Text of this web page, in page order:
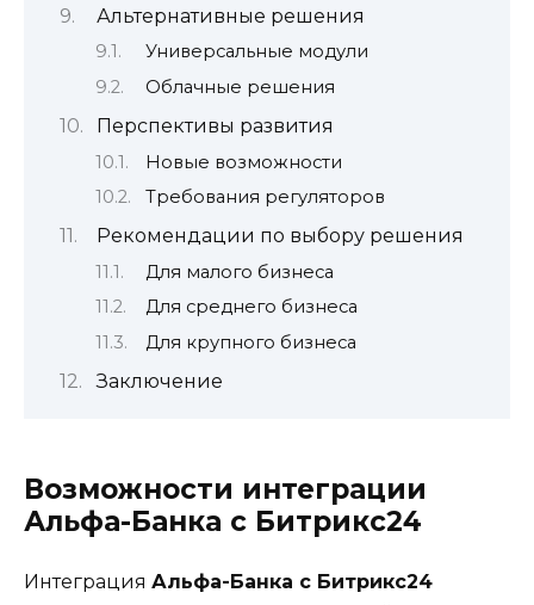
Альтернативные решения
Универсальные модули
Облачные решения
Перспективы развития
Новые возможности
Требования регуляторов
Рекомендации по выбору решения
Для малого бизнеса
Для среднего бизнеса
Для крупного бизнеса
Заключение
Возможности интеграции
Альфа-Банка с Битрикс24
Интеграция Альфа-Банка с Битрикс24